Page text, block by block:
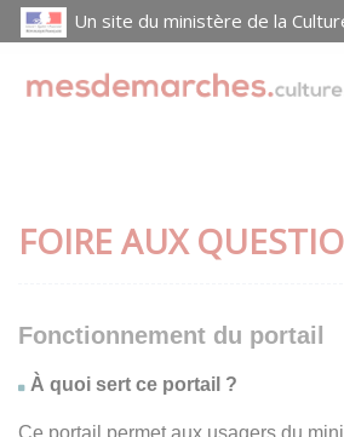
Un site du ministère de la
FOIRE AUX
Fonctionnement du portail
À quoi sert ce portail ?
Ce portail permet aux usagers du